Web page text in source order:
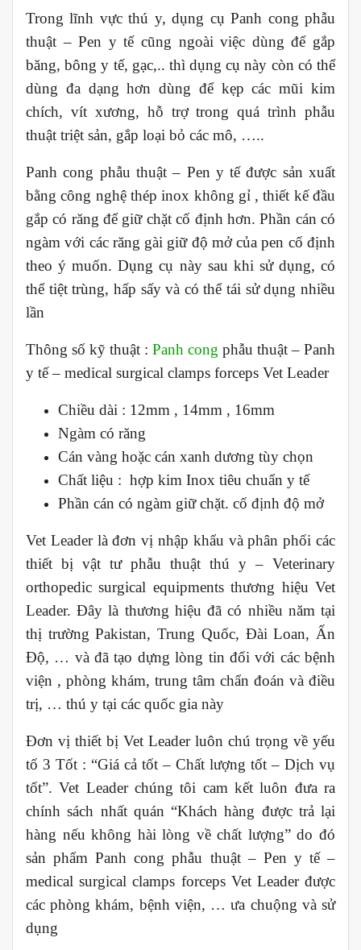
Trong lĩnh vực thú y, dụng cụ Panh cong phẫu
thuật – Pen y tế cũng ngoài việc dùng để gắp
băng, bông y tế, gạc,.. thì dụng cụ này còn có thể
dùng đa dạng hơn dùng để kẹp các mũi kim
chích, vít xương, hỗ trợ trong quá trình phẫu
thuật triệt sản, gắp loại bỏ các mô, …..
Panh cong phẫu thuật – Pen y tế được sản xuất
bằng công nghệ thép inox không gỉ , thiết kế đầu
gắp có răng để giữ chặt cố định hơn. Phần cán có
ngàm với các răng gài giữ độ mở của pen cố định
theo ý muốn. Dụng cụ này sau khi sử dụng, có
thể tiệt trùng, hấp sấy và có thể tái sử dụng nhiều
lần
Thông số kỹ thuật : Panh cong phẫu thuật – Panh
y tế – medical surgical clamps forceps Vet Leader
Chiều dài : 12mm , 14mm , 16mm
Ngàm có răng
Cán vàng hoặc cán xanh dương tùy chọn
Chất liệu : hợp kim Inox tiêu chuẩn y tế
Phần cán có ngàm giữ chặt. cố định độ mở
Vet Leader là đơn vị nhập khẩu và phân phối các
thiết bị vật tư phẫu thuật thú y – Veterinary
orthopedic surgical equipments thương hiệu Vet
Leader. Đây là thương hiệu đã có nhiều năm tại
thị trường Pakistan, Trung Quốc, Đài Loan, Ấn
Độ, … và đã tạo dựng lòng tin đối với các bệnh
viện , phòng khám, trung tâm chẩn đoán và điều
trị, … thú y tại các quốc gia này
Đơn vị thiết bị Vet Leader luôn chú trọng về yếu
tố 3 Tốt : “Giá cả tốt – Chất lượng tốt – Dịch vụ
tốt”. Vet Leader chúng tôi cam kết luôn đưa ra
chính sách nhất quán “Khách hàng được trả lại
hàng nếu không hài lòng về chất lượng” do đó
sản phẩm Panh cong phẫu thuật – Pen y tế –
medical surgical clamps forceps Vet Leader được
các phòng khám, bệnh viện, … ưa chuộng và sử
dụng